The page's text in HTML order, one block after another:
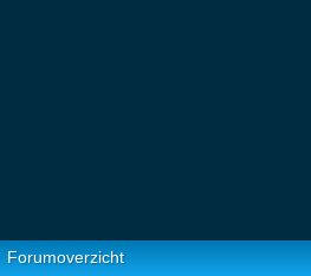
Forumoverzicht